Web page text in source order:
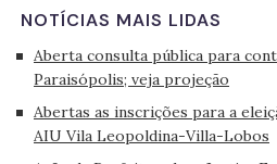
NOTÍCIAS MAIS LIDAS
Aberta consulta pública para
Paraisópolis; veja projeção
Abertas as inscrições para a
AIU Vila Leopoldina-Villa-Lobos